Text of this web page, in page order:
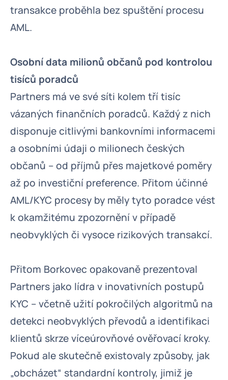
transakce proběhla bez spuštění procesu
AML.
Osobní data milionů občanů pod kontrolou
tisíců poradců
Partners má ve své síti kolem tří tisíc
vázaných finančních poradců. Každý z nich
disponuje citlivými bankovními informacemi
a osobními údaji o milionech českých
občanů – od příjmů přes majetkové poměry
až po investiční preference. Přitom účinné
AML/KYC procesy by měly tyto poradce vést
k okamžitému zpozornění v případě
neobvyklých či vysoce rizikových transakcí.
Přitom Borkovec opakovaně prezentoval
Partners jako lídra v inovativních postupů
KYC – včetně užití pokročilých algoritmů na
detekci neobvyklých převodů a identifikaci
klientů skrze víceúrovňové ověřovací kroky.
Pokud ale skutečně existovaly způsoby, jak
„obcházet“ standardní kontroly, jimiž je